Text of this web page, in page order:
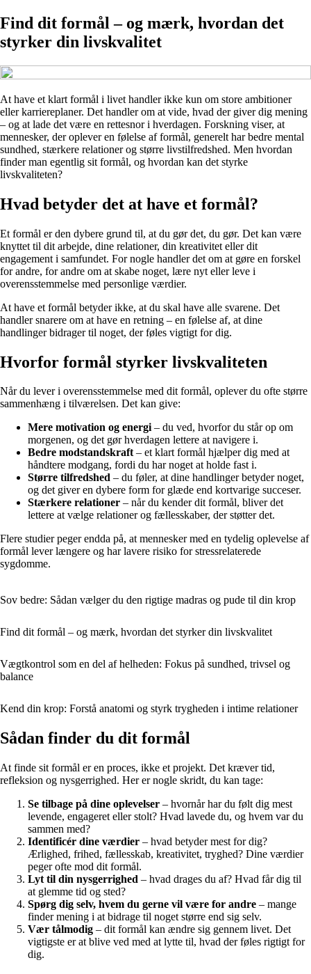
Find dit formål – og mærk, hvordan det
styrker din livskvalitet
At have et klart formål i livet handler ikke kun om store ambitioner
eller karriereplaner. Det handler om at vide, hvad der giver dig mening
– og at lade det være en rettesnor i hverdagen. Forskning viser, at
mennesker, der oplever en følelse af formål, generelt har bedre mental
sundhed, stærkere relationer og større livstilfredshed. Men hvordan
finder man egentlig sit formål, og hvordan kan det styrke
livskvaliteten?
Hvad betyder det at have et formål?
Et formål er den dybere grund til, at du gør det, du gør. Det kan være
knyttet til dit arbejde, dine relationer, din kreativitet eller dit
engagement i samfundet. For nogle handler det om at gøre en forskel
for andre, for andre om at skabe noget, lære nyt eller leve i
overensstemmelse med personlige værdier.
At have et formål betyder ikke, at du skal have alle svarene. Det
handler snarere om at have en retning – en følelse af, at dine
handlinger bidrager til noget, der føles vigtigt for dig.
Hvorfor formål styrker livskvaliteten
Når du lever i overensstemmelse med dit formål, oplever du ofte større
sammenhæng i tilværelsen. Det kan give:
Mere motivation og energi– du ved, hvorfor du står op om
morgenen, og det gør hverdagen lettere at navigere i.
Bedre modstandskraft– et klart formål hjælper dig med at
håndtere modgang, fordi du har noget at holde fast i.
Større tilfredshed – du føler, at dine handlinger betyder noget,
og det giver en dybere form for glæde end kortvarige succeser.
Stærkere relationer – når du kender dit formål, bliver det
lettere at vælge relationer og fællesskaber, der støtter det.
Flere studier peger endda på, at mennesker med en tydelig oplevelse af
formål lever længere og har lavere risiko for stressrelaterede
sygdomme.
Sov bedre: Sådan vælger du den rigtige madras og pude til din krop
Find dit formål – og mærk, hvordan det styrker din livskvalitet
Vægtkontrol som en del af helheden: Fokus på sundhed, trivsel og
balance
Kend din krop: Forstå anatomi og styrk trygheden i intime relationer
Sådan finder du dit formål
At finde sit formål er en proces, ikke et projekt. Det kræver tid,
refleksion og nysgerrighed. Her er nogle skridt, du kan tage:
Se tilbage på dine oplevelser – hvornår har du følt dig mest
levende, engageret eller stolt? Hvad lavede du, og hvem var du
sammen med?
Identificér dine værdier – hvad betyder mest for dig?
Ærlighed, frihed, fællesskab, kreativitet, tryghed? Dine værdier
peger ofte mod dit formål.
Lyt til din nysgerrighed – hvad drages du af? Hvad får dig til
at glemme tid og sted?
Spørg dig selv, hvem du gerne vil være for andre – mange
finder mening i at bidrage til noget større end sig selv.
Vær tålmodig – dit formål kan ændre sig gennem livet. Det
vigtigste er at blive ved med at lytte til, hvad der føles rigtigt for
dig.